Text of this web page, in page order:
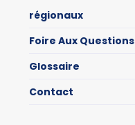
régionaux
Foire Aux Questions
Glossaire
Contact